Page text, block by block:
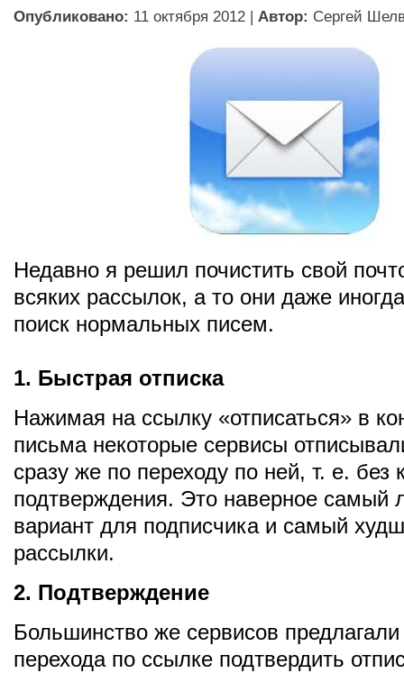
Опубликовано: 11 октября 2012 | Автор: Сергей
Недавно я решил почистить свой
всяких рассылок, а то они даже
поиск нормальных писем.
1. Быстрая отписка
Нажимая на ссылку «отписаться» в
письма некоторые сервисы
сразу же по переходу по ней, т. е. без
подтверждения. Это наверное самый
вариант для подписчика и самый
рассылки.
2. Подтверждение
Большинство же сервисов
перехода по ссылке подтвердить